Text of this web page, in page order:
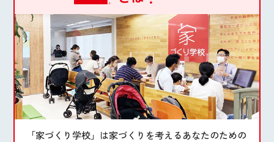
「家づくり学校」は家づくりを考えるあなたのための